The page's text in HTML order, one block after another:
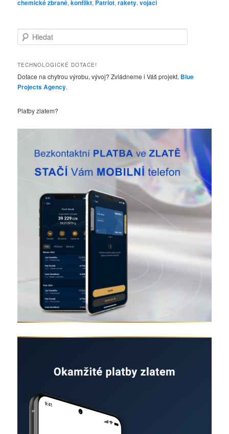
chemické zbraně,konflikt, Patriot,rakety,vojaci
l
d
t
TECHNOLOGICKÉ DOTACE!
Dotace na chytrou výrobu, vývoj? Zvládneme i Váš projekt. Blue
Projects Agency.
Platby zlatem?